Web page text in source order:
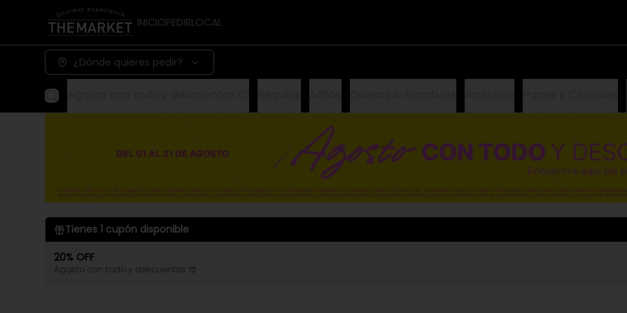
INICIOPEDIRLOCAL
¿Dónde quieres pedir?
Tienes 1 cupón disponible
20% OFF
Agosto con todo y descuentos 😎